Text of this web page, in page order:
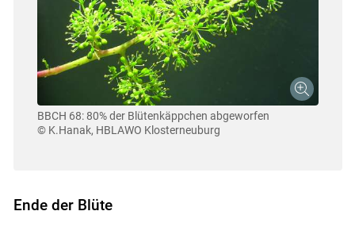
BBCH 68: 80% der Blütenkäppchen abgeworfen
© K.Hanak, HBLAWO Klosterneuburg
Ende der Blüte